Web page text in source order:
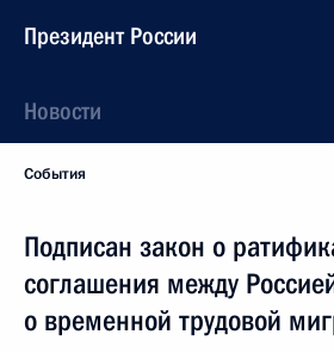
Президент России
Новости
События
Подписан закон о
соглашения между
о временной трудовой